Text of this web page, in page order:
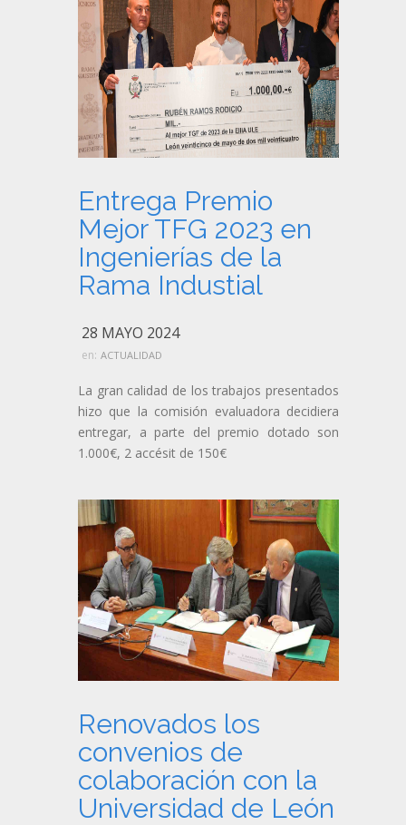
Entrega Premio
Mejor TFG 2023 en
Ingenierías de la
Rama Industial
28 MAYO 2024
en: ACTUALIDAD
La gran calidad de los trabajos presentados
hizo que la comisión evaluadora decidiera
entregar, a parte del premio dotado son
1.000€, 2 accésit de 150€
Renovados los
convenios de
colaboración con la
Universidad de León